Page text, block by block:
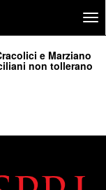
e Marziano
non tollerano